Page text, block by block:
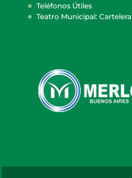
Teléfonos Útiles
Teatro Municipal: Cartelera